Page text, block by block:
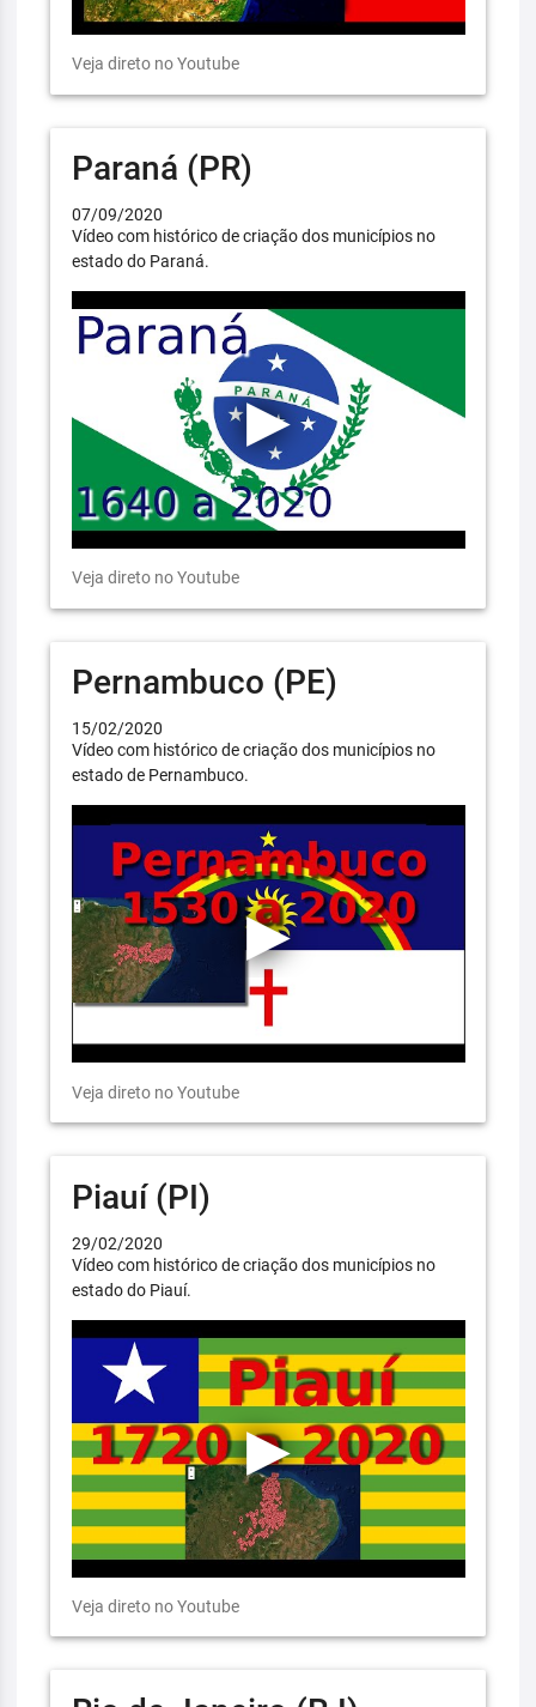
Veja direto no Youtube
Paraná (PR)
07/09/2020
Vídeo com histórico de criação dos municípios no
estado do Paraná.
Veja direto no Youtube
Pernambuco (PE)
15/02/2020
Vídeo com histórico de criação dos municípios no
estado de Pernambuco.
Veja direto no Youtube
Piauí (PI)
29/02/2020
Vídeo com histórico de criação dos municípios no
estado do Piauí.
Veja direto no Youtube